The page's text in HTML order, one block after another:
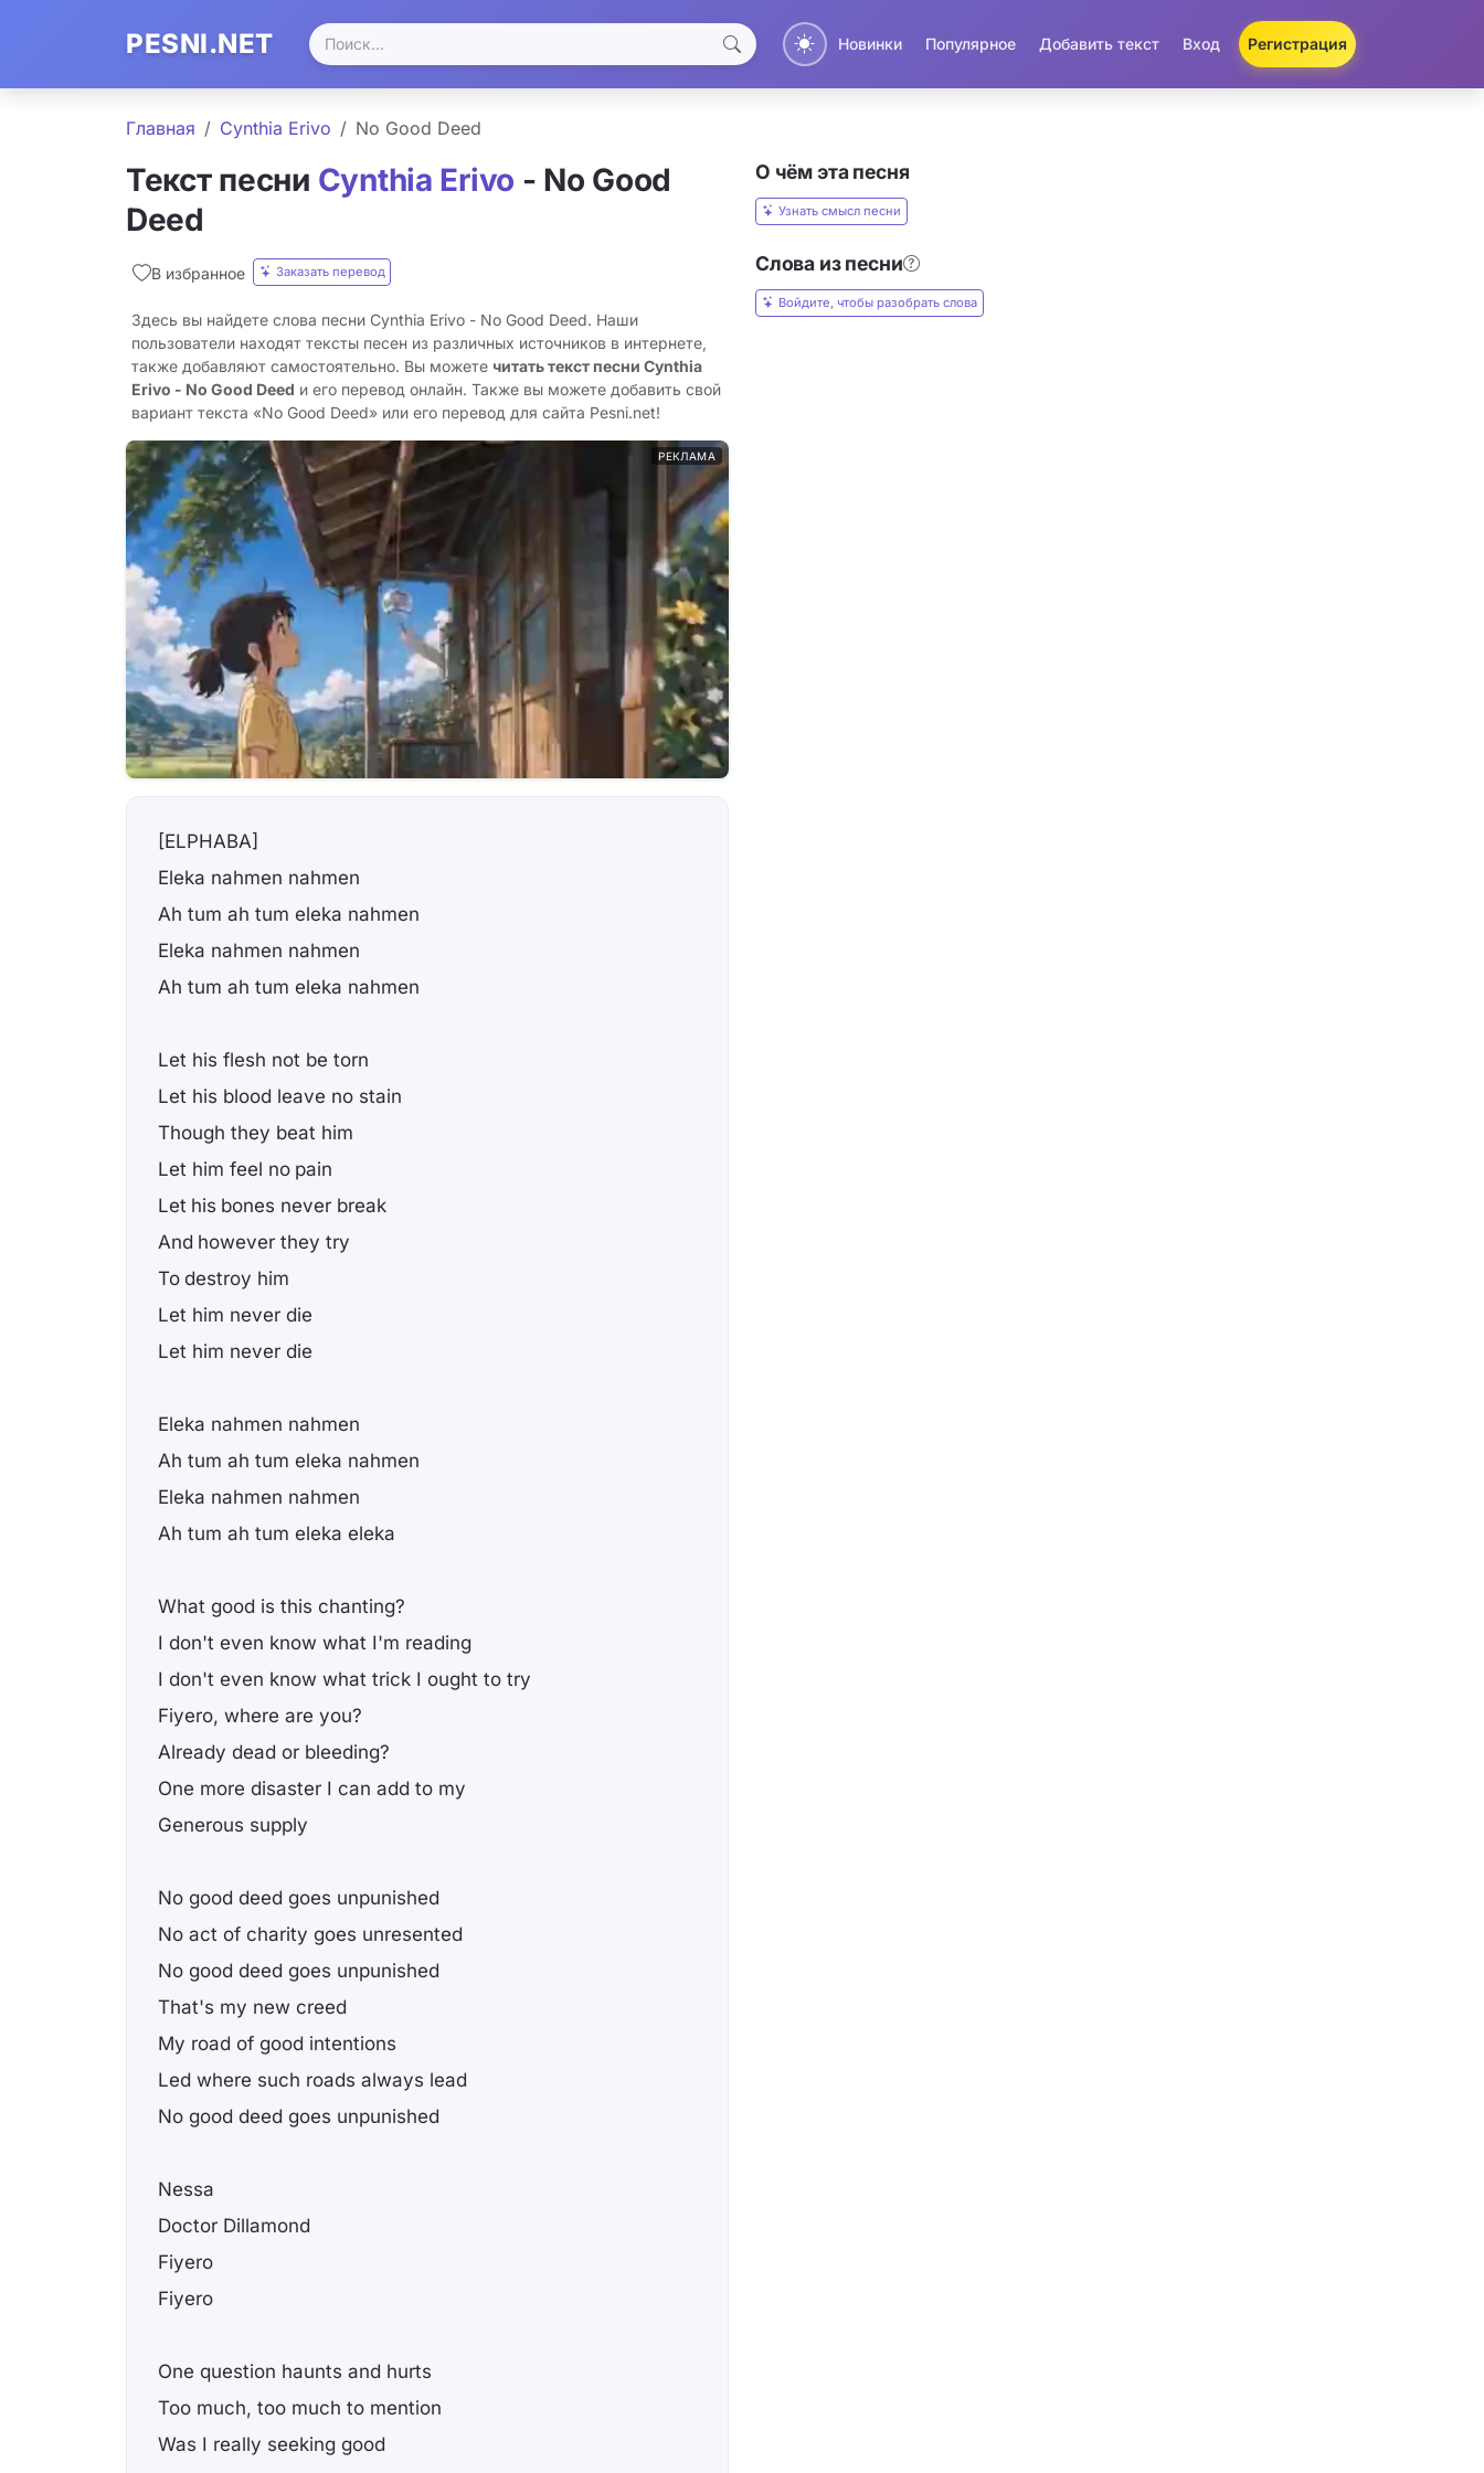
PESNI.NET Новинки Популярное Добавить текст Вход Регистрация
Главная Cynthia Erivo No Good Deed
Текст песни Cynthia Erivo - No Good
Deed
В избранное Заказать перевод
Здесь вы найдете слова песни Cynthia Erivo - No Good Deed. Наши
пользователи находят тексты песен из различных источников в интернете,
также добавляют самостоятельно. Вы можете читать текст песни Cynthia
Erivo - No Good Deed и его перевод онлайн. Также вы можете добавить свой
вариант текста «No Good Deed» или его перевод для сайта Pesni.net!
РЕКЛАМА
[ELPHABA]
Eleka nahmen nahmen
Ah tum ah tum eleka nahmen
Eleka nahmen nahmen
Ah tum ah tum eleka nahmen
Let his flesh not be torn
Let his blood leave no stain
Though they beat him
Let him feel no pain
Let his bones never break
And however they try
To destroy him
Let him never die
Let him never die
Eleka nahmen nahmen
Ah tum ah tum eleka nahmen
Eleka nahmen nahmen
Ah tum ah tum eleka eleka
What good is this chanting?
I don't even know what I'm reading
I don't even know what trick I ought to try
Fiyero, where are you?
Already dead or bleeding?
One more disaster I can add to my
Generous supply
No good deed goes unpunished
No act of charity goes unresented
No good deed goes unpunished
That's my new creed
My road of good intentions
Led where such roads always lead
No good deed goes unpunished
Nessa
Doctor Dillamond
Fiyero
Fiyero
One question haunts and hurts
Too much, too much to mention
Was I really seeking good
О чём эта песня
Узнать смысл песни
Слова из песни
Войдите, чтобы разобрать слова